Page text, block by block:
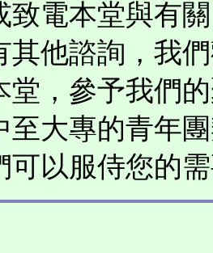
致電本堂與有
其他諮詢，我
堂，參予我們
至大專的青年
可以服侍您的